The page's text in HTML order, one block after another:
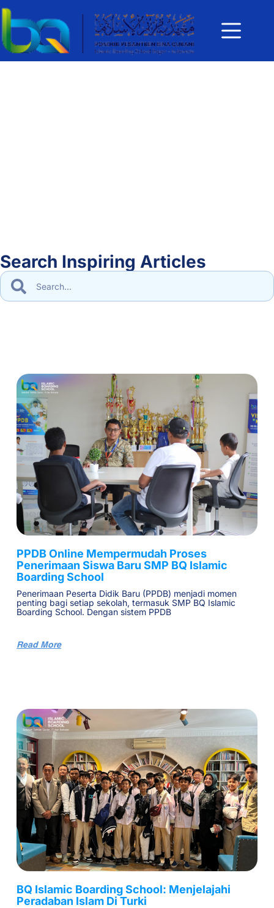
Search Inspiring Articles
PPDB Online Mempermudah Proses
Penerimaan Siswa Baru SMP BQ Islamic
Boarding School
Penerimaan Peserta Didik Baru (PPDB) menjadi momen
penting bagi setiap sekolah, termasuk SMP BQ Islamic
Boarding School. Dengan sistem PPDB
Read More
BQ Islamic Boarding School: Menjelajahi
Peradaban Islam Di Turki